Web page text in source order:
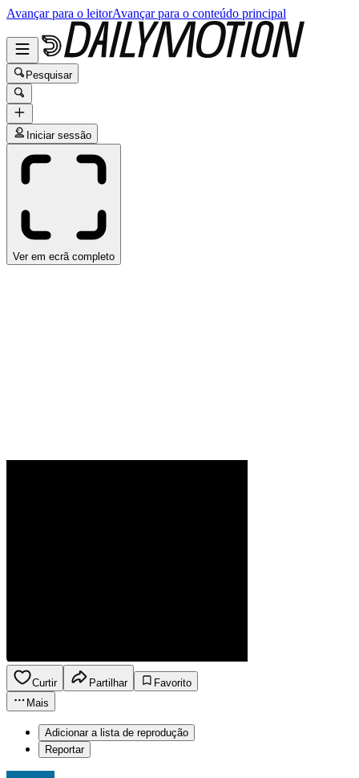
Avançar para o leitorAvançar para o conteúdo principal
Pesquisar
Iniciar sessão
Ver em ecrã completo
Curtir Partilhar
Favorito
Mais
Adicionar a lista de reprodução
Reportar